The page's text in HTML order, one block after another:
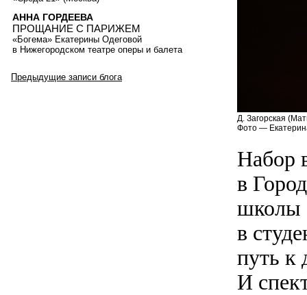
Д. Загорская
Фото —
Набор
в
школы
в
путь к
И
АННА ГОРДЕЕВА
ПРОЩАНИЕ С ПАРИЖЕМ
«Богема» Екатерины Одеговой
в Нижегородском театре оперы и балета
Предыдущие записи блога